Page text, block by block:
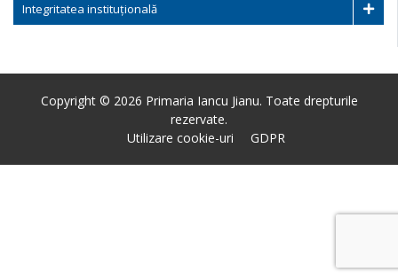
Integritatea instituțională
Copyright © 2026 Primaria Iancu Jianu. Toate drepturile
rezervate.
Utilizare cookie-uri
GDPR